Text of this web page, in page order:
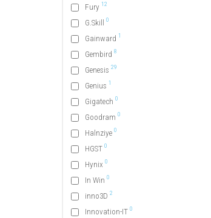
Fury 12
G.Skill 0
Gainward 1
Gembird 8
Genesis 29
Genius 1
Gigatech 0
Goodram 0
Halnziye 0
HGST 0
Hynix 0
In Win 0
inno3D 2
Innovation-IT 0